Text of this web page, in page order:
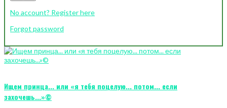
No account? Register here
Forgot password
Ищем принца... или «я тебя поцелую... потом... если
захочешь...»©